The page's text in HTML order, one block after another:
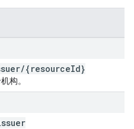
/{resourceId}
构。